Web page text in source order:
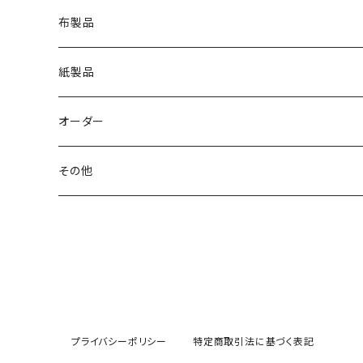
布製品
Ｔシャツ
トートバッグ
ポーチ
紙製品
ステッカー
ポストカード
オーダー
and Charlie
その他
プライバシーポリシー 特定商取引法に基づく表記